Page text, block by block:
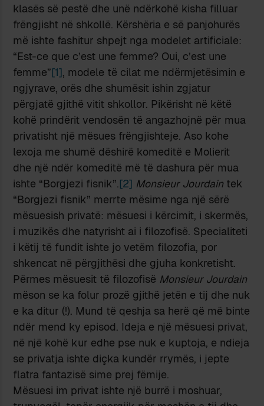
klasës së pestë dhe unë ndërkohë kisha filluar
frëngjisht në shkollë. Kërshëria e së panjohurës
më ishte fashitur shpejt nga modelet artificiale:
“Est-ce que c’est une femme? Oui, c’est une
femme”[1], modele të cilat me ndërmjetësimin e
ngjyrave, orës dhe shumësit ishin zgjatur
përgjatë gjithë vitit shkollor. Pikërisht në këtë
kohë prindërit vendosën të angazhojnë për mua
privatisht një mësues frëngjishteje. Aso kohe
lexoja me shumë dëshirë komeditë e Molierit
dhe një ndër komeditë më të dashura për mua
ishte “Borgjezi fisnik”.[2] Monsieur Jourdain tek
“Borgjezi fisnik” merrte mësime nga një sërë
mësuesish privatë: mësuesi i kërcimit, i skermës,
i muzikës dhe natyrisht ai i filozofisë. Specialiteti
i këtij të fundit ishte jo vetëm filozofia, por
shkencat në përgjithësi dhe gjuha konkretisht.
Përmes mësuesit të filozofisë Monsieur Jourdain
mëson se ka folur prozë gjithë jetën e tij dhe nuk
e ka ditur (!). Mund të qeshja sa herë që më binte
ndër mend ky episod. Ideja e një mësuesi privat,
në një kohë kur edhe pse nuk e kuptoja, e ndieja
se privatja ishte diçka kundër rrymës, i jepte
flatra fantazisë sime prej fëmije.
Mësuesi im privat ishte një burrë i moshuar,